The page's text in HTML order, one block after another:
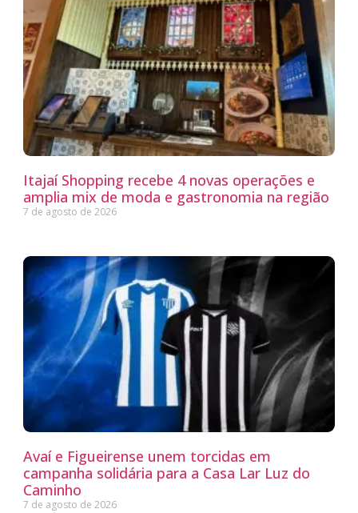
Itajaí Shopping recebe 4 novas operações e
amplia mix de moda e gastronomia na região
7 de agosto de 2026
Avaí e Figueirense unem torcidas em
campanha solidária para a Casa Lar Luz do
Caminho
7 de agosto de 2026